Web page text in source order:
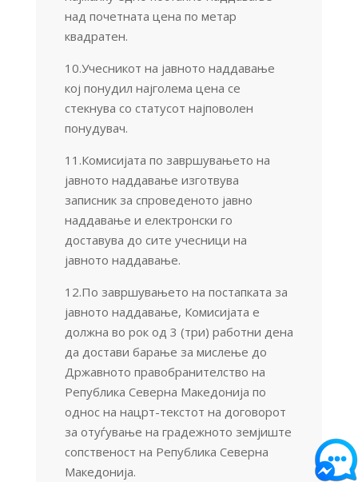
над почетната цена по метар
квадратен.
10.Учесникот на јавното наддавање
кој понудил најголема цена се
стекнува со статусот најповолен
понудувач.
11.Комисијата по завршувањето на
јавното наддавање изготвува
записник за спроведеното јавно
наддавање и електронски го
доставува до сите учесници на
јавното наддавање.
12.По завршувањето на постапката за
јавното наддавање, Комисијата е
должна во рок од 3 (три) работни дена
да достави барање за мислење до
Државното правобранителство на
Република Северна Македонија по
однос на нацрт-текстот на договорот
за отуѓување на градежното земјиште
сопственост на Република Северна
Македонија.